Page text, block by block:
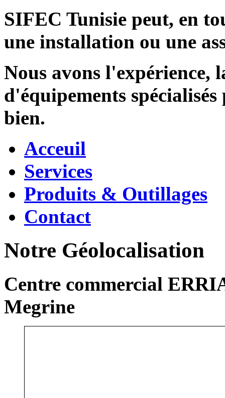
SIFEC Tunisie peut, en
une installation ou une
Nous avons l'expérience,
d'équipements
bien.
Acceuil
Services
Produits & Outillages
Contact
Notre Géolocalisation
Centre commercial
Megrine